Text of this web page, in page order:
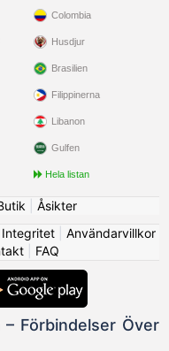
Colombia
Husdjur
Brasilien
Filippinerna
Libanon
Gulfen
Hela listan
Åsikter
Integritet| Användarvillkor
| FAQ
Förbindelser Över